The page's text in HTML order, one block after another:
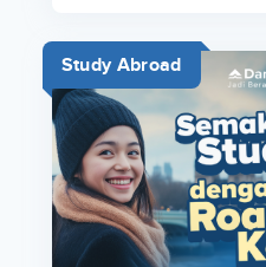
Study Abroad